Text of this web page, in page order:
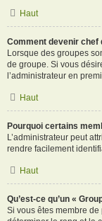
Haut
Comment devenir chef
Lorsque des groupes
de groupe. Si vous
l’administrateur en
Haut
Pourquoi certains
L’administrateur peut
rendre facilement
Haut
Qu’est-ce qu’un «
Si vous êtes membre